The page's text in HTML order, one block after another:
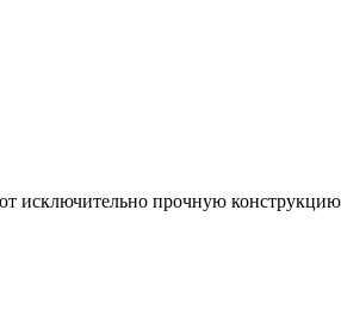
исключительно прочную